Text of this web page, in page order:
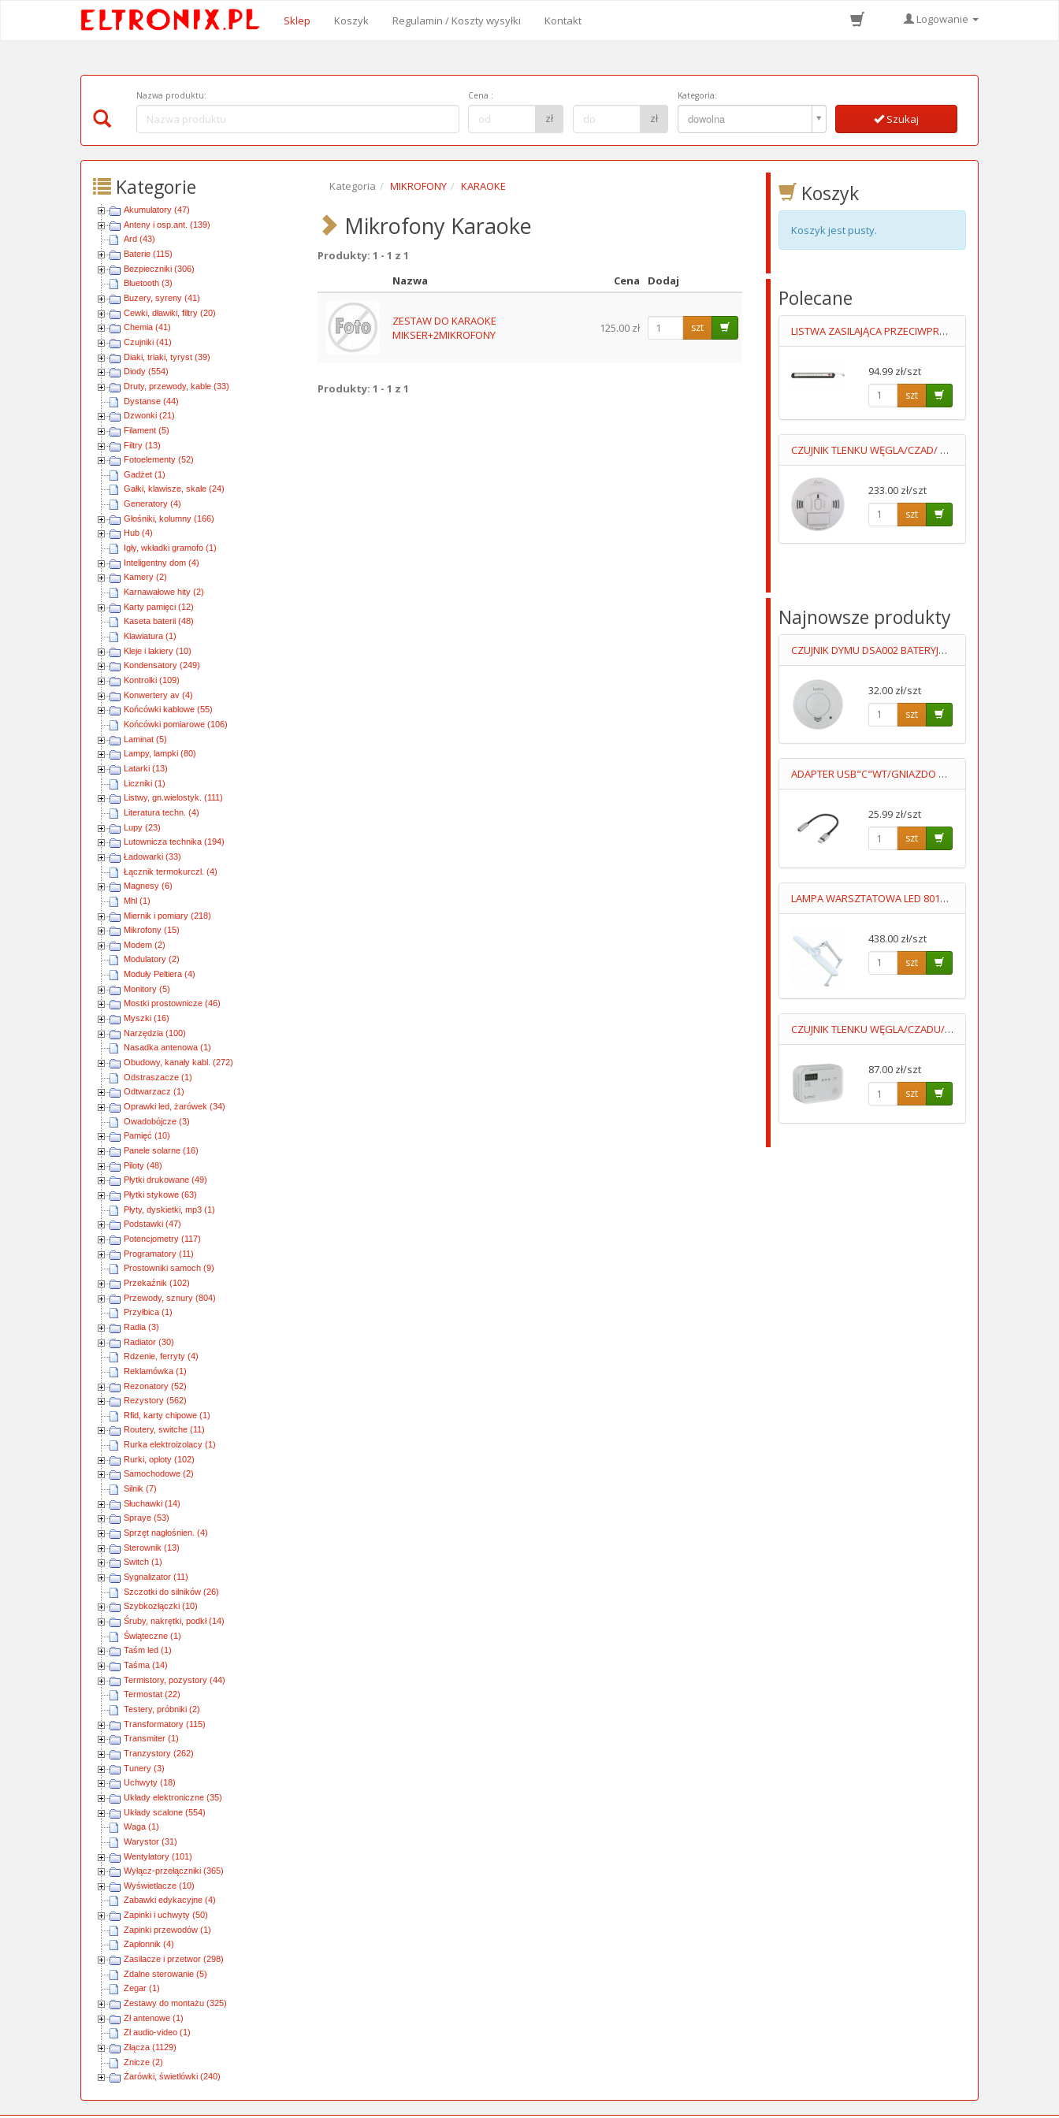
Sklep Koszyk Regulamin / Koszty wysyłki Kontakt Logowanie
Nazwa produktu: Cena od
:
zł
do:
zł
Kategoria:
dowolna
Kategoria:
Szukaj
Kategorie
Akumulatory (47)
Anteny i osp.ant. (139)
Ard (43)
Baterie (115)
Bezpieczniki (306)
Bluetooth (3)
Buzery, syreny (41)
Cewki, dławiki, filtry (20)
Chemia (41)
Czujniki (41)
Diaki, triaki, tyryst (39)
Diody (554)
Druty, przewody, kable (33)
Dystanse (44)
Dzwonki (21)
Filament (5)
Filtry (13)
Fotoelementy (52)
Gadżet (1)
Gałki, klawisze, skale (24)
Generatory (4)
Głośniki, kolumny (166)
Hub (4)
Igły, wkładki gramofo (1)
Inteligentny dom (4)
Kamery (2)
Karnawałowe hity (2)
Karty pamięci (12)
Kaseta baterii (48)
Klawiatura (1)
Kleje i lakiery (10)
Kondensatory (249)
Kontrolki (109)
Konwertery av (4)
Końcówki kablowe (55)
Końcówki pomiarowe (106)
Laminat (5)
Lampy, lampki (80)
Latarki (13)
Liczniki (1)
Listwy, gn.wielostyk. (111)
Literatura techn. (4)
Lupy (23)
Lutownicza technika (194)
Ładowarki (33)
Łącznik termokurczl. (4)
Magnesy (6)
Mhl (1)
Miernik i pomiary (218)
Mikrofony (15)
Modem (2)
Modulatory (2)
Moduły Peltiera (4)
Monitory (5)
Mostki prostownicze (46)
Myszki (16)
Narzędzia (100)
Nasadka antenowa (1)
Obudowy, kanały kabl. (272)
Odstraszacze (1)
Odtwarzacz (1)
Oprawki led, żarówek (34)
Owadobójcze (3)
Pamięć (10)
Panele solarne (16)
Piloty (48)
Płytki drukowane (49)
Płytki stykowe (63)
Płyty, dyskietki, mp3 (1)
Podstawki (47)
Potencjometry (117)
Programatory (11)
Prostowniki samoch (9)
Przekaźnik (102)
Przewody, sznury (804)
Przyłbica (1)
Radia (3)
Radiator (30)
Rdzenie, ferryty (4)
Reklamówka (1)
Rezonatory (52)
Rezystory (562)
Rfid, karty chipowe (1)
Routery, switche (11)
Rurka elektroizolacy (1)
Rurki, oploty (102)
Samochodowe (2)
Silnik (7)
Słuchawki (14)
Spraye (53)
Sprzęt nagłośnien. (4)
Sterownik (13)
Switch (1)
Sygnalizator (11)
Szczotki do silników (26)
Szybkozłączki (10)
Śruby, nakrętki, podkł (14)
Świąteczne (1)
Taśm led (1)
Taśma (14)
Termistory, pozystory (44)
Termostat (22)
Testery, próbniki (2)
Transformatory (115)
Transmiter (1)
Tranzystory (262)
Tunery (3)
Uchwyty (18)
Układy elektroniczne (35)
Układy scalone (554)
Waga (1)
Warystor (31)
Wentylatory (101)
Wyłącz-przełączniki (365)
Wyświetlacze (10)
Zabawki edykacyjne (4)
Zapinki i uchwyty (50)
Zapinki przewodów (1)
Zapłonnik (4)
Zasilacze i przetwor (298)
Zdalne sterowanie (5)
Zegar (1)
Zestawy do montażu (325)
Zł antenowe (1)
Zł audio-video (1)
Złącza (1129)
Znicze (2)
Żarówki, świetlówki (240)
Kategoria MIKROFONY KARAOKE
Mikrofony Karaoke
Produkty: 1 - 1 z 1
Obraz
Nazwa Cena Dodaj
ZESTAW DO KARAOKE
MIKSER+2MIKROFONY
125.00 zł szt
Produkty: 1 - 1 z 1
Koszyk
Koszyk jest pusty.
Polecane
LISTWA ZASILAJĄCA PRZECIWPRZEPIĘCIOWA 10 GNIAZD 51318 GOOBAY
94.99 zł/szt
szt
CZUJNIK TLENKU WĘGLA/CZAD/ + DYM KIDDE10SCO
233.00 zł/szt
szt
Najnowsze produkty
CZUJNIK DYMU DSA002 BATERYJNY 9V,AUTONOMICZNY LUMIO
32.00 zł/szt
szt
ADAPTER USB"C"WT/GNIAZDO GN3.5 0.15M
25.99 zł/szt
szt
LAMPA WARSZTATOWA LED 8017D5 3-23W BARWA CIEPŁA/ZIMNA
438.00 zł/szt
szt
CZUJNIK TLENKU WĘGLA/CZADU/ DCA002 WYŚWIETLACZ 3XAA LUMIO
87.00 zł/szt
szt